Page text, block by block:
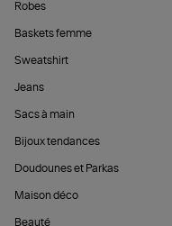
Robes
Baskets femme
Sweatshirt
Jeans
Sacs à main
Bijoux tendances
Doudounes et Parkas
Maison déco
Beauté